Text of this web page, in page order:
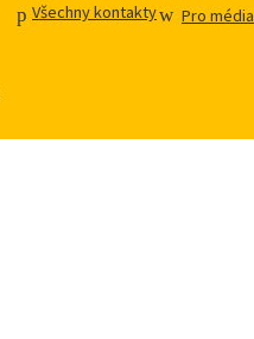
Všechny kontakty
Pro média